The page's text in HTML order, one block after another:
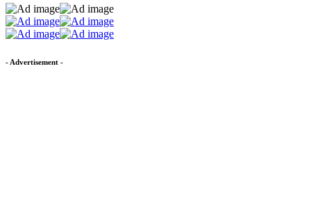
- Advertisement -